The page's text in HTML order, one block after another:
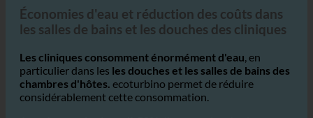
cliniques
les salles de bains et les douches des cliniques
Les cliniques consomment énormément d'eau, en
particulier dans lesles douches et les salles de bains des